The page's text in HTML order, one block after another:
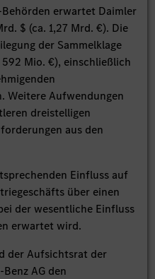
erwartet Daimler
$ (ca. 1,27 Mrd. €). Die
der Sammelklage
Mio. €), einschließlich
Weitere Aufwendungen
dreistelligen
aus den
Einfluss auf
über einen
der wesentliche Einfluss
erwartet wird.
der Aufsichtsrat der
AG den